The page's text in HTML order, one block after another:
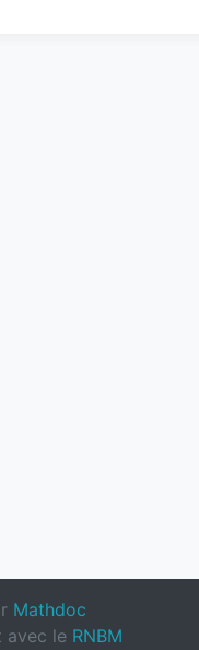
Mathdoc
avec le RNBM